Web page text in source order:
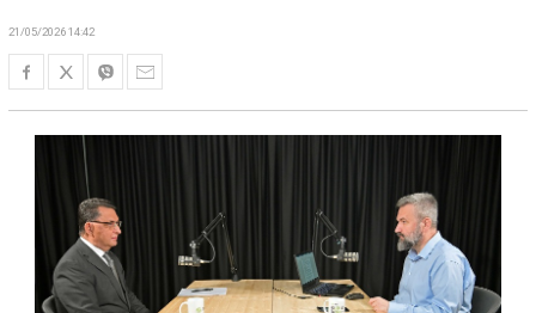
21/05/2026 14:42